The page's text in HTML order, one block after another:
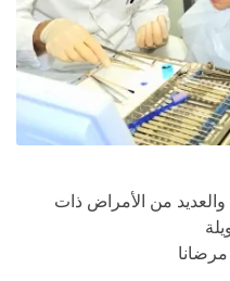
من الأمراض ذات